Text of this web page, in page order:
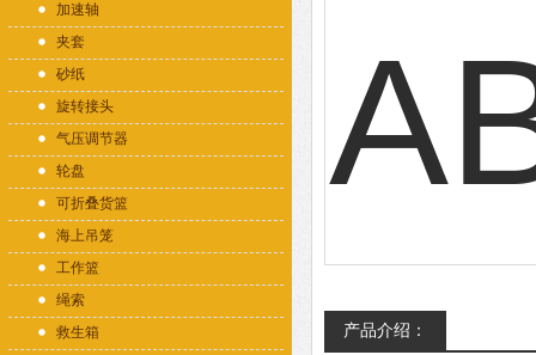
加速轴
夹套
砂纸
旋转接头
气压调节器
轮盘
可折叠货篮
海上吊笼
工作篮
绳索
救生箱
产品介绍：